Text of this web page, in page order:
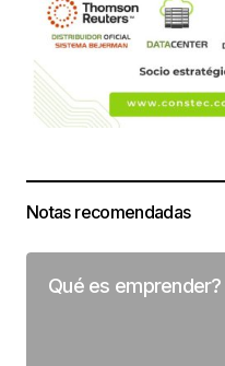
Notas recomendadas
Qué es emprender?